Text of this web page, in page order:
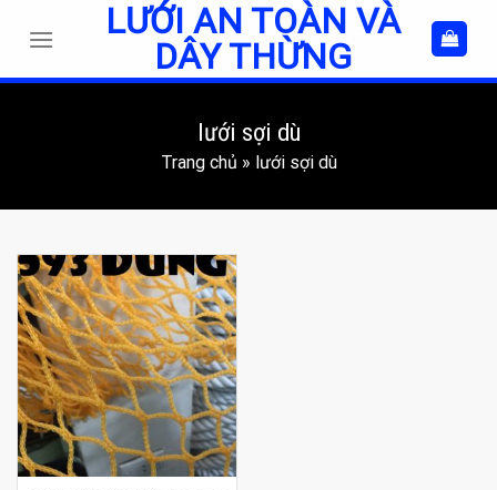
LƯỚI AN TOÀN VÀ
DÂY THỪNG
lưới sợi dù
Trang chủ » lưới sợi dù